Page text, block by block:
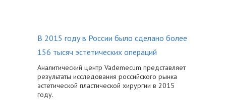
В 2015 году в России было сделано более
156 тысяч эстетических операций
Аналитический центр Vademecum представляет
результаты исследования российского рынка
эстетической пластической хирургии в 2015
году.